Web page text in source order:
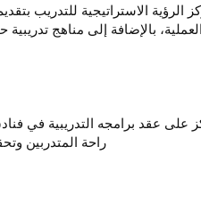
الرؤية الاستراتيجية للتدريب
بالإضافة إلى مناهج
على عقد برامجه التدريبية في
راحة المتدربين